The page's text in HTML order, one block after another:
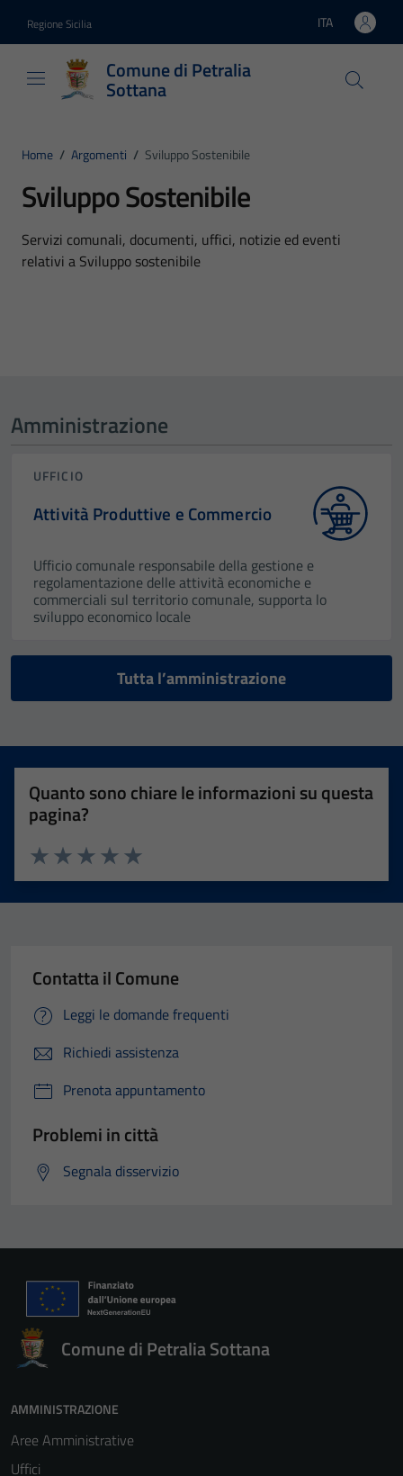
Regione Sicilia Lingua attiva:
ITA
Comune di Petralia
Sottana
Home / Argomenti / Sviluppo Sostenibile
Sviluppo Sostenibile
Dettagli dell'argomento
Servizi comunali, documenti, uffici, notizie ed eventi
relativi a Sviluppo sostenibile
Amministrazione
UFFICIO
Attività Produttive e Commercio
Ufficio comunale responsabile della gestione e
regolamentazione delle attività economiche e
commerciali sul territorio comunale, supporta lo
sviluppo economico locale
Tutta l’amministrazione
Quanto sono chiare le informazioni su questa
pagina?
Valuta 5 stelle su 5
Valuta 4 stelle su 5
Valuta 3 stelle su 5
Valuta 2 stelle su 5
Valuta 1 stelle su 5
Contatta il Comune
Leggi le domande frequenti
Richiedi assistenza
Prenota appuntamento
Problemi in città
Segnala disservizio
Comune di Petralia Sottana
AMMINISTRAZIONE
Aree Amministrative
Uffici